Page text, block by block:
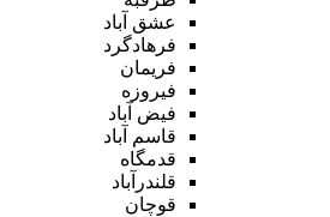
عشق آباد
فرهادگرد
فریمان
فیروزه
فیض آباد
قاسم آباد
قدمگاه
قلندرآباد
قوچان